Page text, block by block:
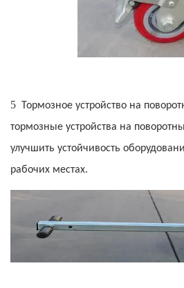
5
Тормозное устройство на
тормозные устройства на
улучшить устойчивость
рабочих местах.